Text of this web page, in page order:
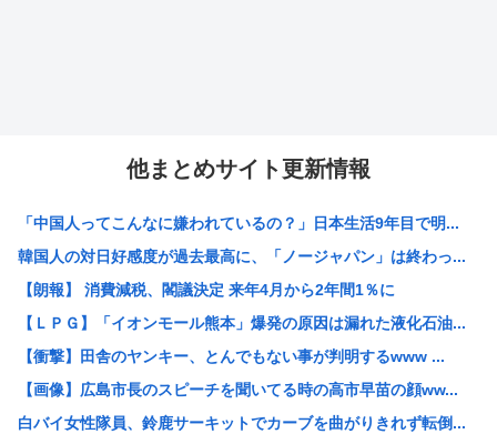
他まとめサイト更新情報
「中国人ってこんなに嫌われているの？」日本生活9年目で明...
韓国人の対日好感度が過去最高に、「ノージャパン」は終わっ...
【朗報】 消費減税、閣議決定 来年4月から2年間1％に
【ＬＰＧ】「イオンモール熊本」爆発の原因は漏れた液化石油...
【衝撃】田舎のヤンキー、とんでもない事が判明するwww ...
【画像】広島市長のスピーチを聞いてる時の高市早苗の顔ww...
白バイ女性隊員、鈴鹿サーキットでカーブを曲がりきれず転倒...